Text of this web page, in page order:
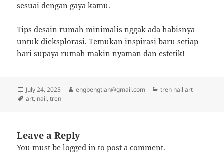
sesuai dengan gaya kamu.
Tips desain rumah minimalis nggak ada habisnya
untuk dieksplorasi. Temukan inspirasi baru setiap
hari supaya rumah makin nyaman dan estetik!
Posted
on
July 24, 2025 Author
engbengtian@gmail.com Categories
tren nail art
Tags
art, nail,tren
Leave a Reply
You must belogged in to post a comment.